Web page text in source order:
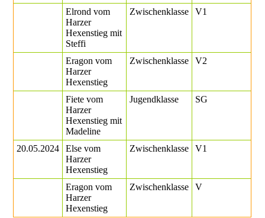
Elrond vom
Harzer
Hexenstieg mit
Steffi
Zwischenklasse V1
Eragon vom
Harzer
Hexenstieg
Zwischenklasse V2
Fiete vom
Harzer
Hexenstieg mit
Madeline
Jugendklasse SG
20.05.2024
Else vom
Harzer
Hexenstieg
Zwischenklasse V1
Eragon vom
Harzer
Hexenstieg
Zwischenklasse V